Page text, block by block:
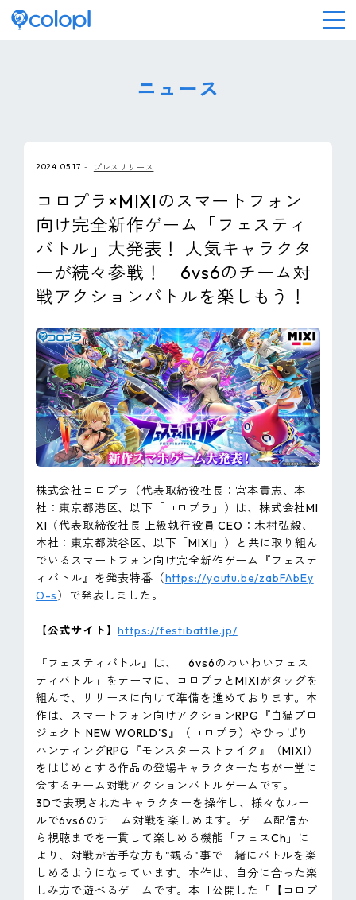
IR情報
採用情報
ピンマーク
EN
ニュース
2024.05.17 プレスリリース
コロプラ×MIXIのスマートフォン
向け完全新作ゲーム「フェスティ
バトル」大発表！ 人気キャラクタ
ーが続々参戦！ 6vs6のチーム対
戦アクションバトルを楽しもう！
株式会社コロプラ（代表取締役社長：宮本貴志、本
社：東京都港区、以下「コロプラ」）は、株式会社MI
XI（代表取締役社長 上級執行役員 CEO：木村弘毅、
本社：東京都渋谷区、以下「MIXI」）と共に取り組ん
でいるスマートフォン向け完全新作ゲーム『フェステ
ィバトル』を発表特番（https://youtu.be/zabFAbEy
O-s ）で発表しました。
【公式サイト】https://festibattle.jp/
『フェスティバトル』は、「6vs6のわいわいフェス
ティバトル」をテーマに、コロプラとMIXIがタッグを
組んで、リリースに向けて準備を進めております。本
作は、スマートフォン向けアクションRPG『白猫プロ
ジェクト NEW WORLD'S』（コロプラ）やひっぱり
ハンティングRPG『モンスターストライク』（MIXI）
をはじめとする作品の登場キャラクターたちが一堂に
会するチーム対戦アクションバトルゲームです。
3Dで表現されたキャラクターを操作し、様々なルー
ルで6vs6のチーム対戦を楽しめます。ゲーム配信か
ら視聴までを一貫して楽しめる機能「フェスCh」に
より、対戦が苦手な方も"観る"事で一緒にバトルを楽
しめるようになっています。本作は、自分に合った楽
しみ方で遊べるゲームです。本日公開した「【コロプ